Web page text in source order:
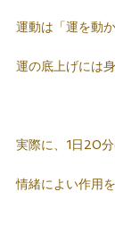
運動は「運を動
運の底上げには
実際に、1日20分
情緒によい作用